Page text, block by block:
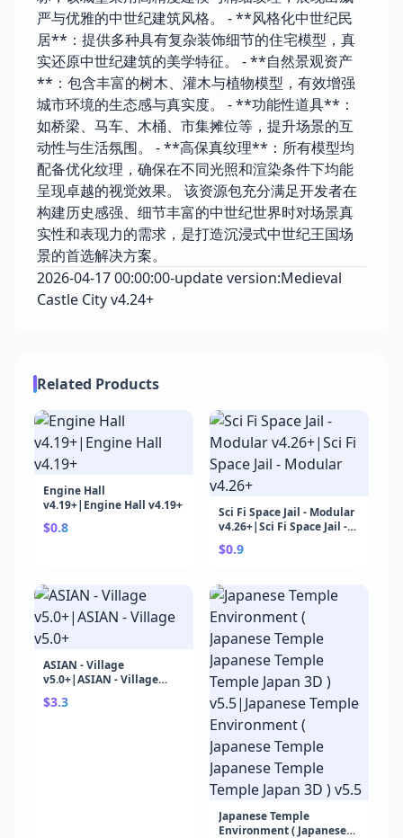
严与优雅的中世纪建筑风格。 - **风格化中世纪民
居**：提供多种具有复杂装饰细节的住宅模型，真
实还原中世纪建筑的美学特征。 - **自然景观资产
**：包含丰富的树木、灌木与植物模型，有效增强
城市环境的生态感与真实度。 - **功能性道具**：
如桥梁、马车、木桶、市集摊位等，提升场景的互
动性与生活氛围。 - **高保真纹理**：所有模型均
配备优化纹理，确保在不同光照和渲染条件下均能
呈现卓越的视觉效果。 该资源包充分满足开发者在
构建历史感强、细节丰富的中世纪世界时对场景真
实性和表现力的需求，是打造沉浸式中世纪王国场
景的首选解决方案。
2026-04-17 00:00:00-update version:Medieval
Castle City v4.24+
Related Products
Engine Hall
v4.19+|Engine Hall v4.19+
$0.8
Sci Fi Space Jail - Modular
v4.26+|Sci Fi Space Jail -
Modular v4.26+
$0.9
ASIAN - Village
v5.0+|ASIAN - Village
v5.0+
$3.3
Japanese Temple
Environment ( Japanese